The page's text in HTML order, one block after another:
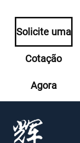
Solicite uma
Cotação
Agora